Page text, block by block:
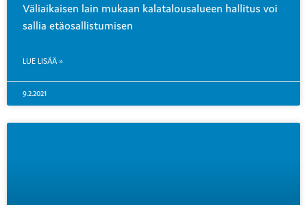
Väliaikaisen lain mukaan kalatalousalueen hallitus voi
sallia etäosallistumisen
LUE LISÄÄ »
9.2.2021